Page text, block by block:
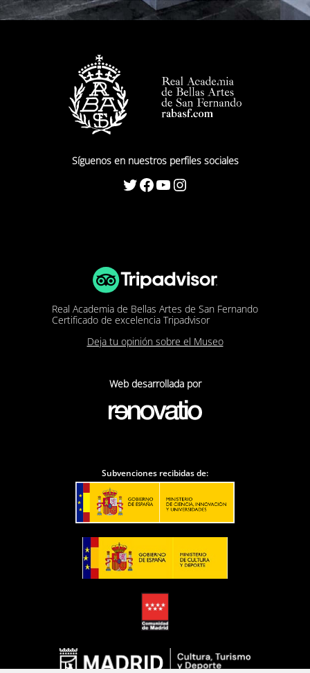
Síguenos en nuestros perfiles sociales
Twitter Facebook YouTube Instagram
Real Academia de Bellas Artes de San Fernando
Certificado de excelencia Tripadvisor
Deja tu opinión sobre el Museo
Web desarrollada por
Subvenciones recibidas de: